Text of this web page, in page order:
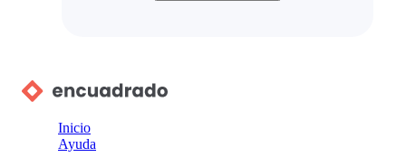
Inicio
Ayuda